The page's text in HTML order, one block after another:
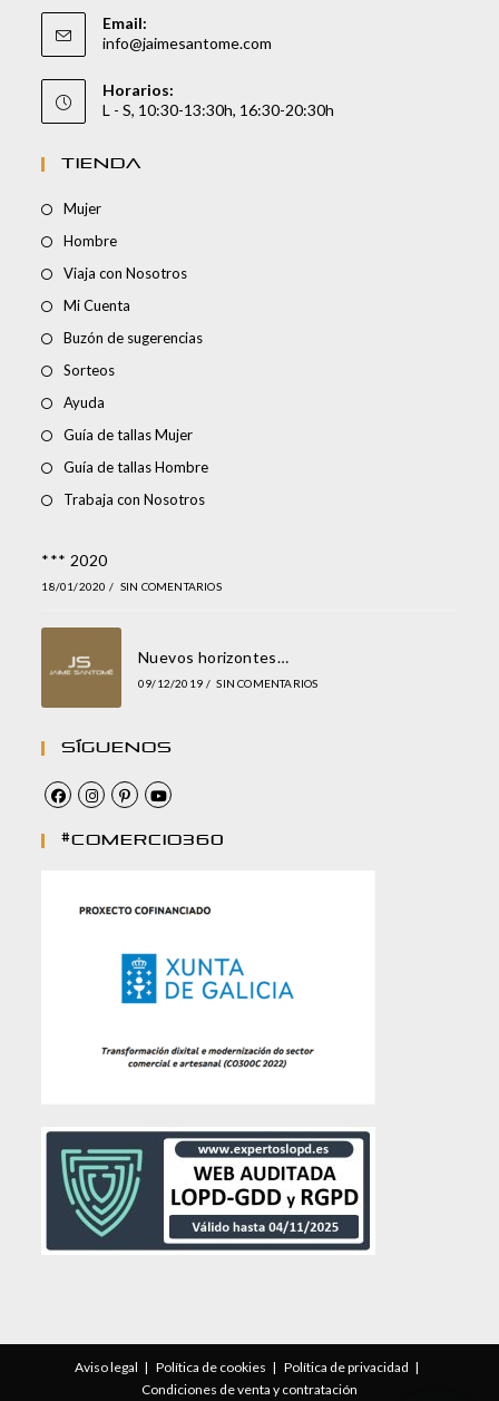
Email:
info@jaimesantome.com
Horarios:
L - S, 10:30-13:30h, 16:30-20:30h
TIENDA
Mujer
Hombre
Viaja con Nosotros
Mi Cuenta
Buzón de sugerencias
Sorteos
Ayuda
Guía de tallas Mujer
Guía de tallas Hombre
Trabaja con Nosotros
*** 2020
18/01/2020 / SIN COMENTARIOS
Nuevos horizontes…
09/12/2019 / SIN COMENTARIOS
Síguenos
#comercio360
Aviso legal Política de cookies
Política de privacidad
Condiciones de venta y contratación